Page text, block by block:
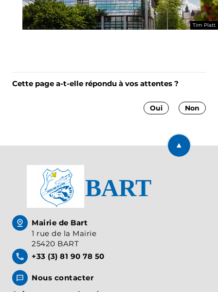
Tim Platt
Cette page a-t-elle répondu à vos attentes ?
Non
Oui
Retourner
Mairie de Bart
1 rue de la Mairie
25420 BART
+33 (3) 81 90 78 50
Nous contacter